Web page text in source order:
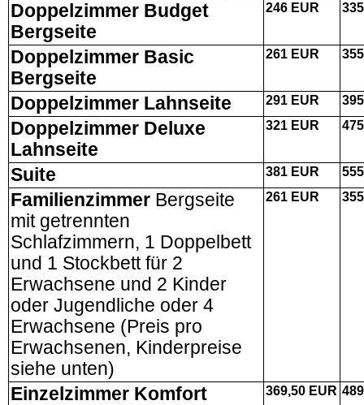
Doppelzimmer Budget
Bergseite
246 EUR
Doppelzimmer Basic
Bergseite
261 EUR
Doppelzimmer Lahnseite 291 EUR
Doppelzimmer Deluxe
Lahnseite
321 EUR
Suite 381 EUR
Familienzimmer Bergseite
mit getrennten
Schlafzimmern, 1 Doppelbett
und 1 Stockbett für 2
Erwachsene und 2 Kinder
oder Jugendliche oder 4
Erwachsene (Preis pro
Erwachsenen, Kinderpreise
siehe unten)
261 EUR
Einzelzimmer Komfort 369,50 EUR